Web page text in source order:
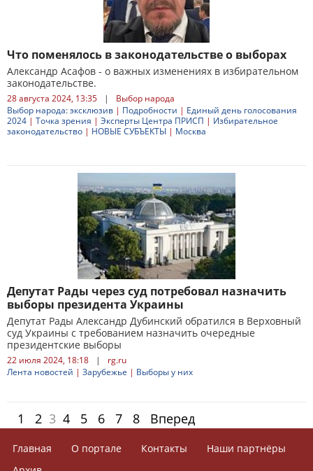
Что поменялось в законодательстве о выборах
Александр Асафов - о важных изменениях в избирательном
законодательстве.
28 августа 2024, 13:35 |
Выбор народа
Выбор народа: эксклюзив | Подробности | Единый день голосования
2024 | Точка зрения | Эксперты Центра ПРИСП | Избирательное
законодательство | НОВЫЕ СУБЪЕКТЫ | Москва
Депутат Рады через суд потребовал назначить
выборы президента Украины
Депутат Рады Александр Дубинский обратился в Верховный
суд Украины с требованием назначить очередные
президентские выборы
22 июля 2024, 18:18 |
rg.ru
Лента новостей | Зарубежье | Выборы у них
1 2 3 4 5 6 7 8 Вперед
Главная О портале Контакты
Наши партнёры